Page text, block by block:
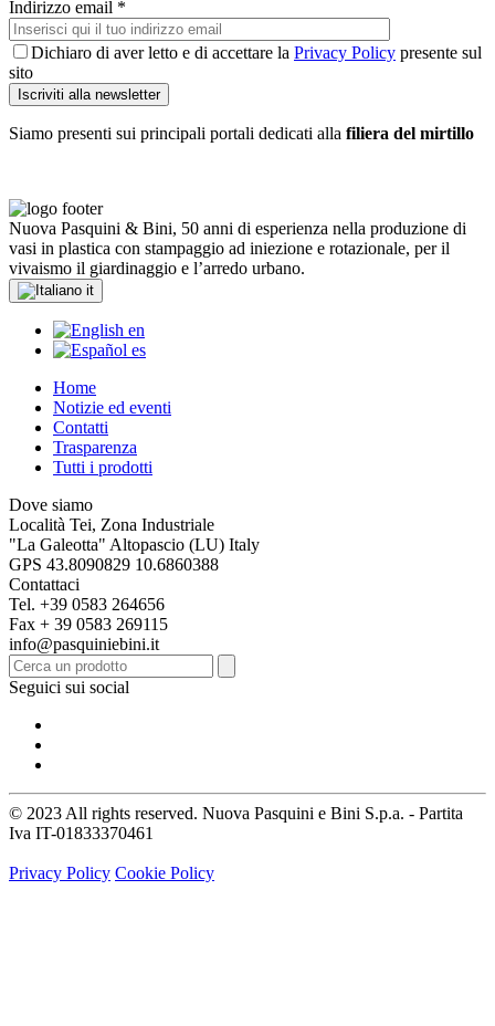
Indirizzo email *
Dichiaro di aver letto e di accettare la Privacy Policy presente sul
sito
Siamo presenti sui principali portali dedicati alla filiera del mirtillo
Nuova Pasquini & Bini, 50 anni di esperienza nella produzione di
vasi in plastica con stampaggio ad iniezione e rotazionale, per il
vivaismo il giardinaggio e l’arredo urbano.
it
en
es
Home
Notizie ed eventi
Contatti
Trasparenza
Tutti i prodotti
Dove siamo
Località Tei, Zona Industriale
"La Galeotta" Altopascio (LU) Italy
GPS 43.8090829 10.6860388
Contattaci
Tel. +39 0583 264656
Fax + 39 0583 269115
info@pasquiniebini.it
Seguici sui social
© 2023 All rights reserved. Nuova Pasquini e Bini S.p.a. - Partita
Iva IT-01833370461
Privacy Policy Cookie Policy